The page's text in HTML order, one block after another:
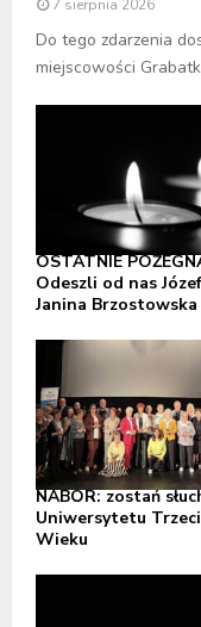
7 sierpnia 2026
Do tego zdarzenia
miejscowości
OSTATNIE
Odeszli od nas
Janina Brzostowska
NABÓR: zostań
Uniwersytetu
Wieku